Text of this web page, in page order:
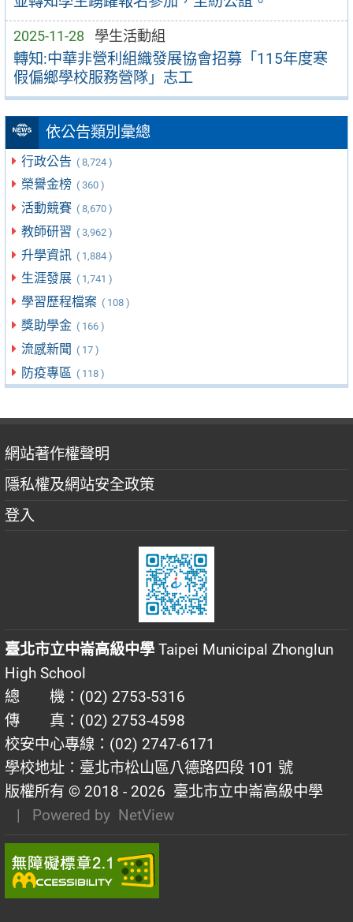
2025-11-28 學生活動組
轉知:中華非營利組織發展協會招募「115年度寒
假偏鄉學校服務營隊」志工
依公告類別彙總
行政公告 ( 8,724 )
榮譽金榜 ( 360 )
活動競賽 ( 8,670 )
教師研習 ( 3,962 )
升學資訊 ( 1,884 )
生涯發展 ( 1,741 )
學習歷程檔案 ( 108 )
獎助學金 ( 166 )
流感新聞 ( 17 )
防疫專區 ( 118 )
網站著作權聲明
隱私權及網站安全政策
登入
臺北市立中崙高級中學 Taipei Municipal Zhonglun
High School
總 機：(02) 2753-5316
傳 真：(02) 2753-4598
校安中心專線：(02) 2747-6171
學校地址：臺北市松山區八德路四段 101 號
版權所有 © 2018 - 2026 臺北市立中崙高級中學
| Powered by NetView